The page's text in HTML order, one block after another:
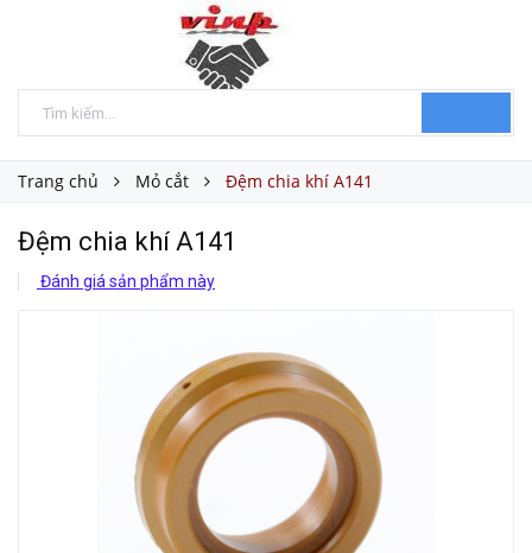
Trang chủ Mỏ cắt Đệm chia khí A141
Đệm chia khí A141
Đánh giá sản phẩm này